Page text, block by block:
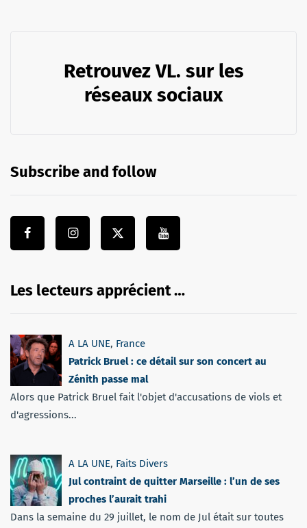
Retrouvez VL. sur les
réseaux sociaux
Subscribe and follow
Les lecteurs apprécient …
A LA UNE, France
Patrick Bruel : ce détail sur son concert au
Zénith passe mal
Alors que Patrick Bruel fait l'objet d'accusations de viols et
d'agressions...
A LA UNE, Faits Divers
Jul contraint de quitter Marseille : l’un de ses
proches l’aurait trahi
Dans la semaine du 29 juillet, le nom de Jul était sur toutes